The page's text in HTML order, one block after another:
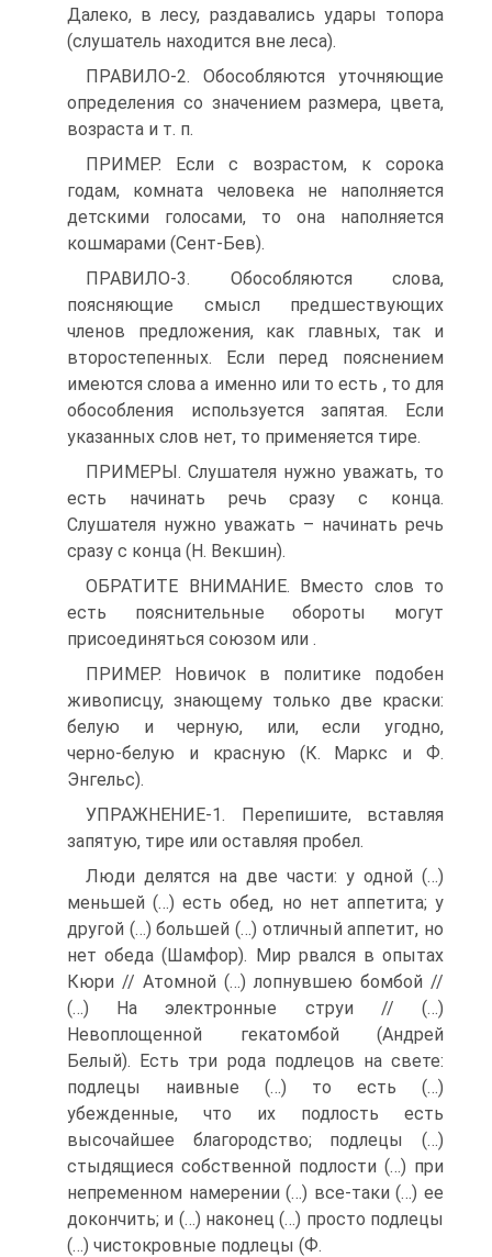
Далеко, в лесу, раздавались удары топора
(слушатель находится вне леса).
ПРАВИЛО‑2. Обособляются уточняющие
определения со значением размера, цвета,
возраста и т. п.
ПРИМЕР. Если с возрастом, к сорока
годам, комната человека не наполняется
детскими голосами, то она наполняется
кошмарами (Сент‑Бев).
ПРАВИЛО‑3. Обособляются слова,
поясняющие смысл предшествующих
членов предложения, как главных, так и
второстепенных. Если перед пояснением
имеются слова а именно или то есть , то для
обособления используется запятая. Если
указанных слов нет, то применяется тире.
ПРИМЕРЫ. Слушателя нужно уважать, то
есть начинать речь сразу с конца.
Слушателя нужно уважать – начинать речь
сразу с конца (Н. Векшин).
ОБРАТИТЕ ВНИМАНИЕ. Вместо слов то
есть пояснительные обороты могут
присоединяться союзом или .
ПРИМЕР. Новичок в политике подобен
живописцу, знающему только две краски:
белую и черную, или, если угодно,
черно‑белую и красную (К. Маркс и Ф.
Энгельс).
УПРАЖНЕНИЕ‑1. Перепишите, вставляя
запятую, тире или оставляя пробел.
Люди делятся на две части: у одной (…)
меньшей (…) есть обед, но нет аппетита; у
другой (…) большей (…) отличный аппетит, но
нет обеда (Шамфор). Мир рвался в опытах
Кюри // Атомной (…) лопнувшею бомбой //
(…) На электронные струи // (…)
Невоплощенной гекатомбой (Андрей
Белый). Есть три рода подлецов на свете:
подлецы наивные (…) то есть (…)
убежденные, что их подлость есть
высочайшее благородство; подлецы (…)
стыдящиеся собственной подлости (…) при
непременном намерении (…) все‑таки (…) ее
докончить; и (…) наконец (…) просто подлецы
(…) чистокровные подлецы (Ф.